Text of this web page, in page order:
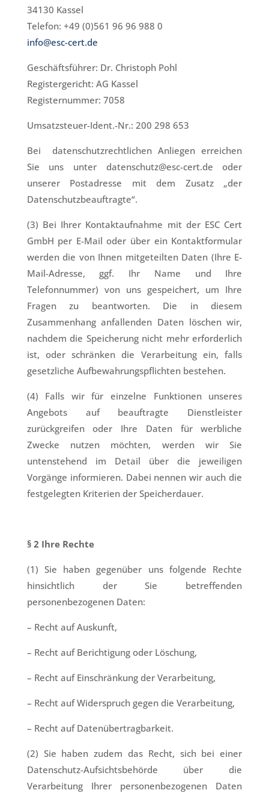
34130 Kassel
Telefon: +49 (0)561 96 96 988 0
info@esc-cert.de
Geschäftsführer: Dr. Christoph Pohl
Registergericht: AG Kassel
Registernummer: 7058
Umsatzsteuer-Ident.-Nr.: 200 298 653
Bei datenschutzrechtlichen Anliegen erreichen
Sie uns unter datenschutz@esc-cert.de oder
unserer Postadresse mit dem Zusatz „der
Datenschutzbeauftragte“.
(3) Bei Ihrer Kontaktaufnahme mit der ESC Cert
GmbH per E-Mail oder über ein Kontaktformular
werden die von Ihnen mitgeteilten Daten (Ihre E-
Mail-Adresse, ggf. Ihr Name und Ihre
Telefonnummer) von uns gespeichert, um Ihre
Fragen zu beantworten. Die in diesem
Zusammenhang anfallenden Daten löschen wir,
nachdem die Speicherung nicht mehr erforderlich
ist, oder schränken die Verarbeitung ein, falls
gesetzliche Aufbewahrungspflichten bestehen.
(4) Falls wir für einzelne Funktionen unseres
Angebots auf beauftragte Dienstleister
zurückgreifen oder Ihre Daten für werbliche
Zwecke nutzen möchten, werden wir Sie
untenstehend im Detail über die jeweiligen
Vorgänge informieren. Dabei nennen wir auch die
festgelegten Kriterien der Speicherdauer.
§ 2 Ihre Rechte
(1) Sie haben gegenüber uns folgende Rechte
hinsichtlich der Sie betreffenden
personenbezogenen Daten:
– Recht auf Auskunft,
– Recht auf Berichtigung oder Löschung,
– Recht auf Einschränkung der Verarbeitung,
– Recht auf Widerspruch gegen die Verarbeitung,
– Recht auf Datenübertragbarkeit.
(2) Sie haben zudem das Recht, sich bei einer
Datenschutz-Aufsichtsbehörde über die
Verarbeitung Ihrer personenbezogenen Daten